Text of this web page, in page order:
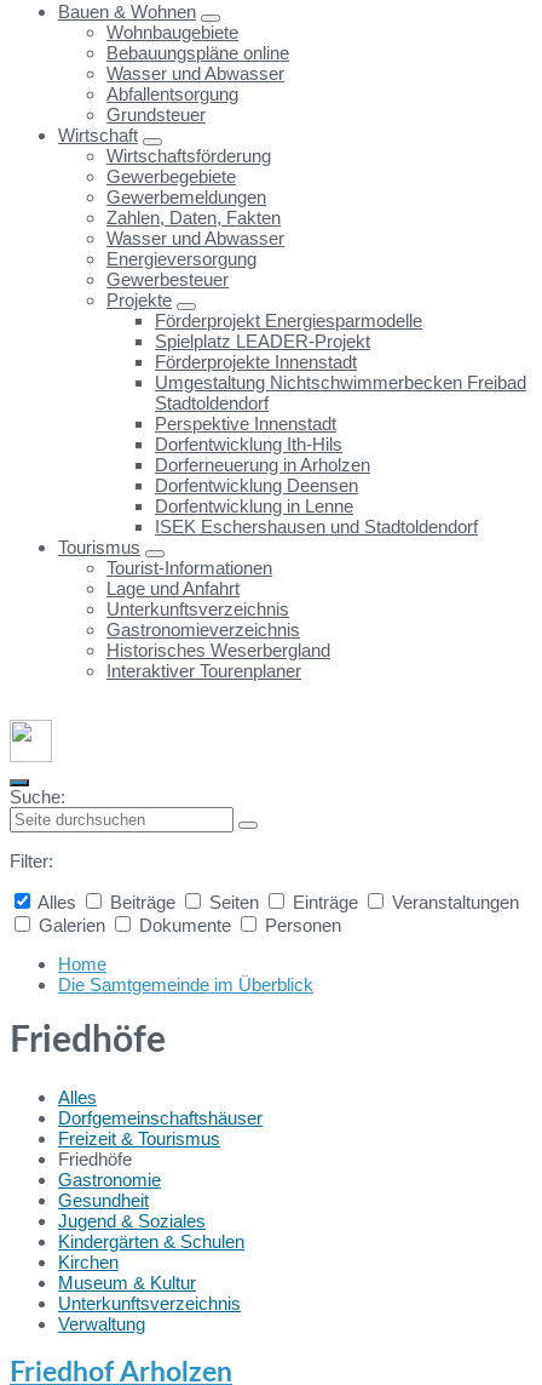
Bauen & Wohnen
Wohnbaugebiete
Bebauungspläne online
Wasser und Abwasser
Abfallentsorgung
Grundsteuer
Wirtschaft
Wirtschaftsförderung
Gewerbegebiete
Gewerbemeldungen
Zahlen, Daten, Fakten
Wasser und Abwasser
Energieversorgung
Gewerbesteuer
Projekte
Förderprojekt Energiesparmodelle
Spielplatz LEADER-Projekt
Förderprojekte Innenstadt
Umgestaltung Nichtschwimmerbecken Freibad
Stadtoldendorf
Perspektive Innenstadt
Dorfentwicklung Ith-Hils
Dorferneuerung in Arholzen
Dorfentwicklung Deensen
Dorfentwicklung in Lenne
ISEK Eschershausen und Stadtoldendorf
Tourismus
Tourist-Informationen
Lage und Anfahrt
Unterkunftsverzeichnis
Gastronomieverzeichnis
Historisches Weserbergland
Interaktiver Tourenplaner
Suche:
Filter:
Alles
Beiträge Seiten Einträge
Veranstaltungen
Galerien
Dokumente Personen
search
Home
Die Samtgemeinde im Überblick
Friedhöfe
Alles
Dorfgemeinschaftshäuser
Freizeit & Tourismus
Friedhöfe
Gastronomie
Gesundheit
Jugend & Soziales
Kindergärten & Schulen
Kirchen
Museum & Kultur
Unterkunftsverzeichnis
Verwaltung
Friedhof Arholzen